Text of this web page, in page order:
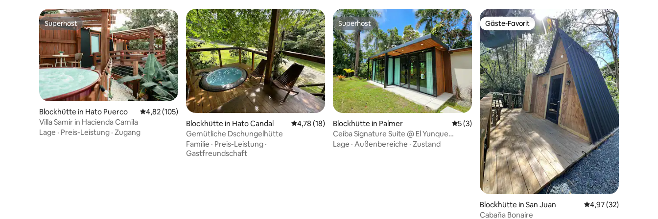
Superhost
Superhost
Blockhütte in Hato Puerco Durchschnittliche Bewertung: 4,82 von 5, 105 Bewertungen
4,82 (105)
Villa Samir in Hacienda Camila
Lage · Preis-Leistung · Zugang
Blockhütte in Hato Candal Durchschnittliche Bewertung: 4,78 von 5, 18 Bewertungen
4,78 (18)
Gemütliche Dschungelhütte
Familie · Preis-Leistung ·
Gastfreundschaft
Superhost
Superhost
Blockhütte in Palmer Durchschnittliche Bewertung: 5 von 5, 3 Bewertungen
5 (3)
Ceiba Signature Suite @ El Yunque
Luxury Retreat
Lage · Außenbereiche · Zustand
Gäste-Favorit
Gäste-Favorit
Blockhütte in San Juan Durchschnittliche
4,97 (32)
Cabaña Bonaire